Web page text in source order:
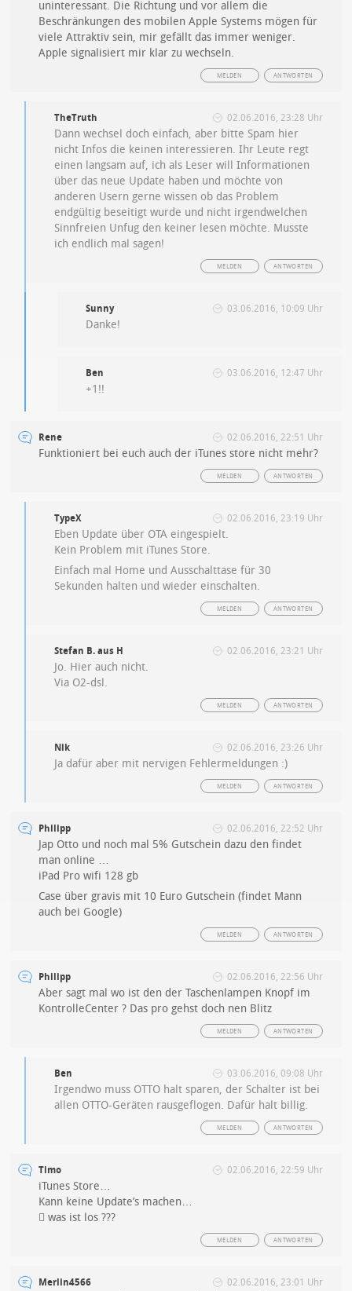
uninteressant. Die Richtung und vor allem die
Beschränkungen des mobilen Apple Systems mögen für
viele Attraktiv sein, mir gefällt das immer weniger.
Apple signalisiert mir klar zu wechseln.
ANTWORTEN
MELDEN
TheTruth 02.06.2016, 23:28 Uhr
Dann wechsel doch einfach, aber bitte Spam hier
nicht Infos die keinen interessieren. Ihr Leute regt
einen langsam auf, ich als Leser will Informationen
über das neue Update haben und möchte von
anderen Usern gerne wissen ob das Problem
endgültig beseitigt wurde und nicht irgendwelchen
Sinnfreien Unfug den keiner lesen möchte. Musste
ich endlich mal sagen!
ANTWORTEN
MELDEN
Sunny 03.06.2016, 10:09 Uhr
Danke!
Ben 03.06.2016, 12:47 Uhr
+1!!
Rene 02.06.2016, 22:51 Uhr
Funktioniert bei euch auch der iTunes store nicht mehr?
ANTWORTEN
MELDEN
TypeX 02.06.2016, 23:19 Uhr
Eben Update über OTA eingespielt.
Kein Problem mit iTunes Store.
Einfach mal Home und Ausschalttase für 30
Sekunden halten und wieder einschalten.
ANTWORTEN
MELDEN
Stefan B. aus H 02.06.2016, 23:21 Uhr
Jo. Hier auch nicht.
Via O2-dsl.
ANTWORTEN
MELDEN
Nik 02.06.2016, 23:26 Uhr
Ja dafür aber mit nervigen Fehlermeldungen :)
ANTWORTEN
MELDEN
Philipp 02.06.2016, 22:52 Uhr
Jap Otto und noch mal 5% Gutschein dazu den findet
man online …
iPad Pro wifi 128 gb
Case über gravis mit 10 Euro Gutschein (findet Mann
auch bei Google)
ANTWORTEN
MELDEN
Philipp 02.06.2016, 22:56 Uhr
Aber sagt mal wo ist den der Taschenlampen Knopf im
KontrolleCenter ? Das pro gehst doch nen Blitz
ANTWORTEN
MELDEN
Ben 03.06.2016, 09:08 Uhr
Irgendwo muss OTTO halt sparen, der Schalter ist bei
allen OTTO-Geräten rausgeflogen. Dafür halt billig.
ANTWORTEN
MELDEN
Timo 02.06.2016, 22:59 Uhr
iTunes Store…
Kann keine Update’s machen…
 was ist los ???
ANTWORTEN
MELDEN
Merlin4566 02.06.2016, 23:01 Uhr